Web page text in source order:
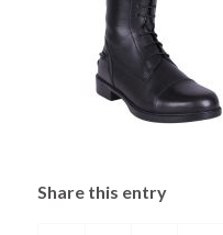
Share this entry